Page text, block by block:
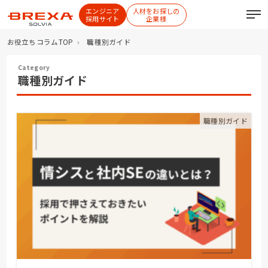
エンジニア
採用サイト
人材をお探しの
企業様
お役立ちコラムTOP 職種別ガイド
職種別ガイド
職種別ガイド